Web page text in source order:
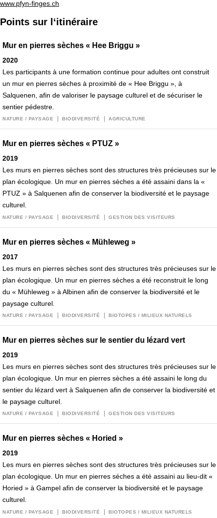
www.pfyn-finges.ch
Points sur l‘itinéraire
Mur en pierres sèches « Hee Briggu »
2020
Les participants à une formation continue pour adultes ont construit
un mur en pierres sèches à proximité de « Hee Briggu », à
Salquenen, afin de valoriser le paysage culturel et de sécuriser le
sentier pédestre.
NATURE / PAYSAGE BIODIVERSITÉ AGRICULTURE
Mur en pierres sèches « PTUZ »
2019
Les murs en pierres sèches sont des structures très précieuses sur le
plan écologique. Un mur en pierres sèches a été assaini dans la «
PTUZ » à Salquenen afin de conserver la biodiversité et le paysage
culturel.
NATURE / PAYSAGE BIODIVERSITÉ GESTION DES VISITEURS
Mur en pierres sèches « Mühleweg »
2017
Les murs en pierres sèches sont des structures très précieuses sur le
plan écologique. Un mur en pierres sèches a été reconstruit le long
du « Mühleweg » à Albinen afin de conserver la biodiversité et le
paysage culturel.
NATURE / PAYSAGE BIODIVERSITÉ BIOTOPES / MILIEUX NATURELS
Mur en pierres sèches sur le sentier du lézard vert
2019
Les murs en pierres sèches sont des structures très précieuses sur le
plan écologique. Un mur en pierres sèches a été assaini le long du
sentier du lézard vert à Salquenen afin de conserver la biodiversité et
le paysage culturel.
NATURE / PAYSAGE BIODIVERSITÉ GESTION DES VISITEURS
Mur en pierres sèches « Horied »
2019
Les murs en pierres sèches sont des structures très précieuses sur le
plan écologique. Un mur en pierres sèches a été assaini au lieu-dit «
Horied » à Gampel afin de conserver la biodiversité et le paysage
culturel.
NATURE / PAYSAGE BIODIVERSITÉ BIOTOPES / MILIEUX NATURELS